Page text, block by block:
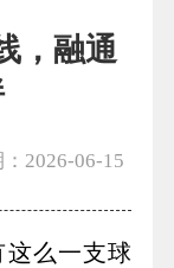
，融通
：2026-06-15
么一支球